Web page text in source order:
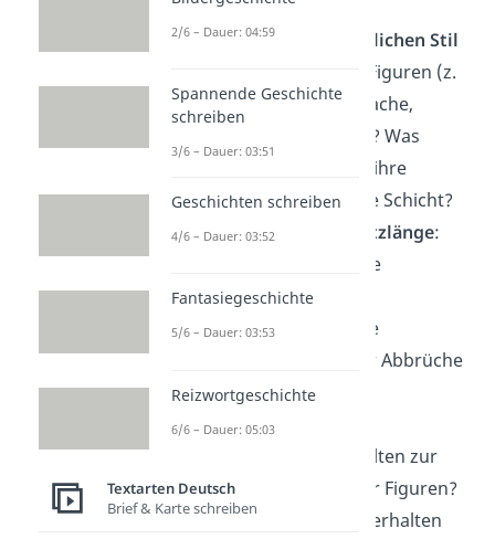
Sprache:
Welchen
sprachlichen Stil
verwenden die Figuren (z.
B. Umgangssprache,
Fachsprache …)? Was
verrät das über ihre
gesellschaftliche Schicht?
Satzbau
und Satzlänge:
Erkennst du eine
ungewöhnliche
Wortreihenfolge
oder Abbrüche
mitten im Satz
(Satzbrüche)?
Passt das Verhalten zur
der Figuren?
Ein unruhiges Verhalten
2/6 – Dauer: 04:59
Spannende Geschichte
schreiben
3/6 – Dauer: 03:51
Geschichten schreiben
4/6 – Dauer: 03:52
Fantasiegeschichte
5/6 – Dauer: 03:53
Reizwortgeschichte
6/6 – Dauer: 05:03
Textarten Deutsch
Brief & Karte schreiben